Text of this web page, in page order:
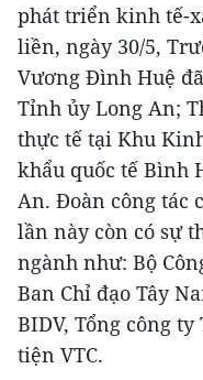
phát triển kinh tế-
liền, ngày 30/5,
Vương Đình Huệ
Tỉnh ủy Long An;
thực tế tại Khu
khẩu quốc tế Bình
An. Đoàn công tác
lần này còn có sự
ngành như: Bộ
Ban Chỉ đạo Tây
BIDV, Tổng công
tiện VTC.